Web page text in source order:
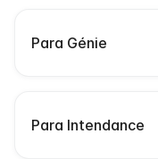
Para Génie
Para Intendance